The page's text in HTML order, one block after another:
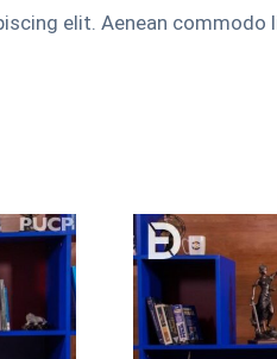
elit. Aenean